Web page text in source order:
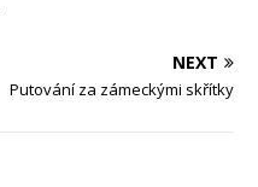
NEXT
Putování za zámeckými skřítky